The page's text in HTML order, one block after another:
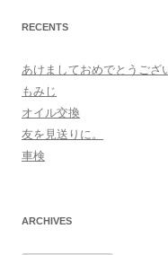
RECENTS
あけましておめでとうござ
もみじ
オイル交換
友を見送りに。
車検
ARCHIVES